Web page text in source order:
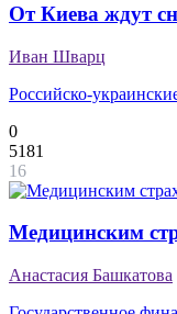
От Киева ждут
Иван Шварц
Российско-
0
5181
16
Медицинским
Анастасия Башкатова